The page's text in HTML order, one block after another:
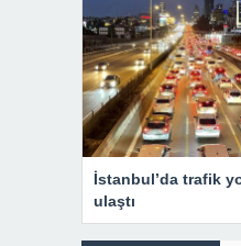
İstanbul’da trafik
ulaştı